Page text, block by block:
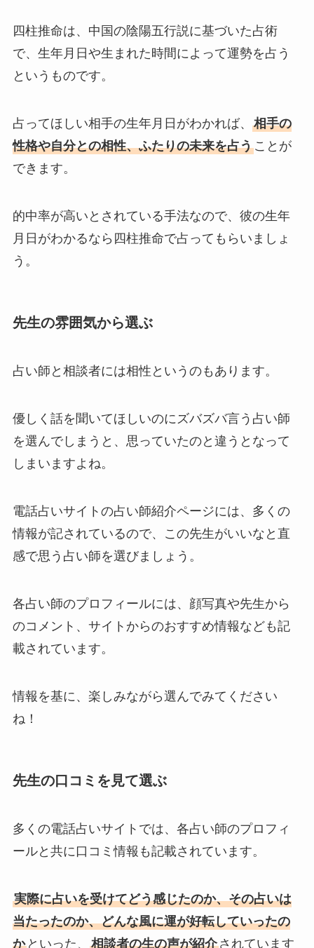
四柱推命は、中国の陰陽五行説に基づいた占術
で、生年月日や生まれた時間によって運勢を占う
というものです。
占ってほしい相手の生年月日がわかれば、 相手の
性格や自分との相性、ふたりの未来を占うことが
できます。
的中率が高いとされている手法なので、彼の生年
月日がわかるなら四柱推命で占ってもらいましょ
う。
先生の雰囲気から選ぶ
占い師と相談者には相性というのもあります。
優しく話を聞いてほしいのにズバズバ言う占い師
を選んでしまうと、思っていたのと違うとなって
しまいますよね。
電話占いサイトの占い師紹介ページには、多くの
情報が記されているので、この先生がいいなと直
感で思う占い師を選びましょう。
各占い師のプロフィールには、顔写真や先生から
のコメント、サイトからのおすすめ情報なども記
載されています。
情報を基に、楽しみながら選んでみてください
ね！
先生の口コミを見て選ぶ
多くの電話占いサイトでは、各占い師のプロフィ
ールと共に口コミ情報も記載されています。
実際に占いを受けてどう感じたのか、その占いは
当たったのか、どんな風に運が好転していったの
かといった、 相談者の生の声が紹介されています